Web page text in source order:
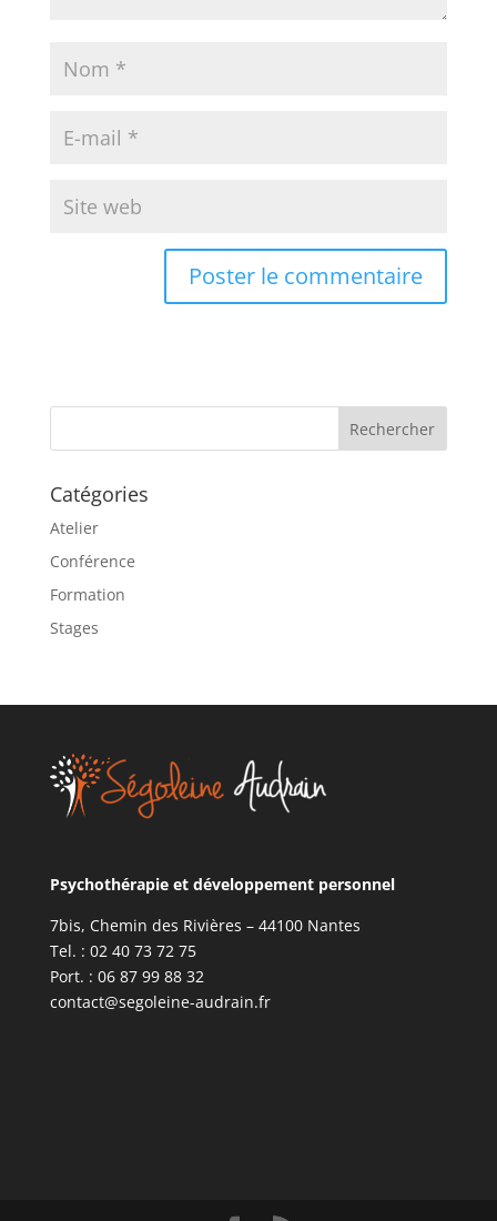
n
t
i
e
:
Catégories
Atelier
Conférence
Formation
Stages
Psychothérapie et développement personnel
7bis, Chemin des Rivières – 44100 Nantes
Tel. : 02 40 73 72 75
Port. : 06 87 99 88 32
contact@segoleine-audrain.fr